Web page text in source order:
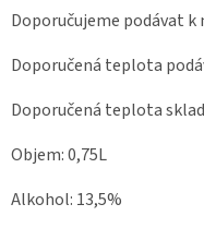
Doporučujeme podávat k
Doporučená teplota
Doporučená teplota
Objem: 0,75L
Alkohol: 13,5%